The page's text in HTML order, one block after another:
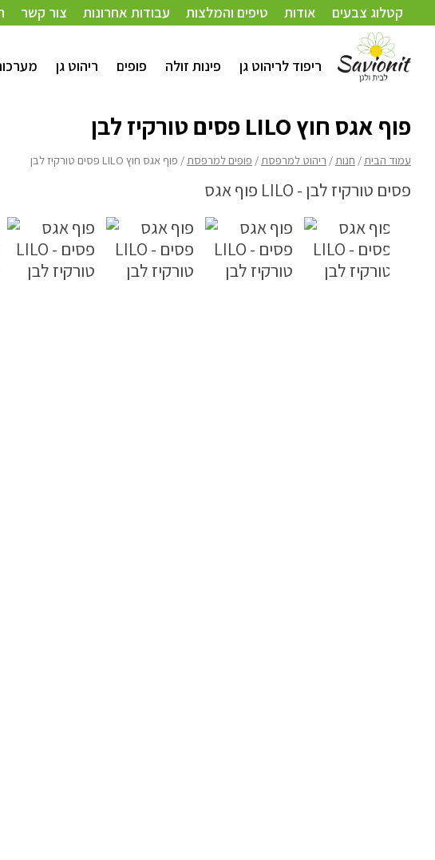
קטלוג צבעים אודות טיפים והמלצות עבודות אחרונות צור קשר
ריפוד לריהוט גן פינות זולה פופים ריהוט גן
עמוד הבית/חנות/ריהוט למרפסת פופים למרפסת/ פוף אגס חוץ LILO פסים טורקיז לבן
פוף אגס חוץ LILO פסים טורקיז לבן
עמוד הבית/ חנות/ ריהוט למרפסת/ פופים למרפסת/ פוף אגס חוץ LILO פסים טורקיז לבן